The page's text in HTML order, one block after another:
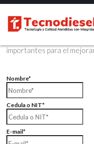
Contáctenos Vía
Envíenos sus datos con
importantes para el
Nombre*
Cedula o NIT*
E-mail*